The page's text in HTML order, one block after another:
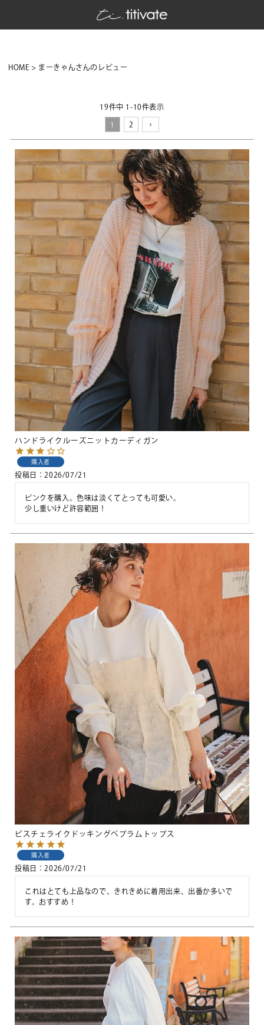
HOME まーきゃんさんのレビュー
19件中 1 -10件表示
1 2
ハンドライクルーズニットカーディガン
購入者
投稿日 2026/07/21
ピンクを購入。色味は淡くてとっても可愛い。
少し重いけど許容範囲！
ビスチェライクドッキングペプラムトップス
購入者
投稿日 2026/07/21
これはとても上品なので、きれきめに着用出来、出番か多いで
す。おすすめ！